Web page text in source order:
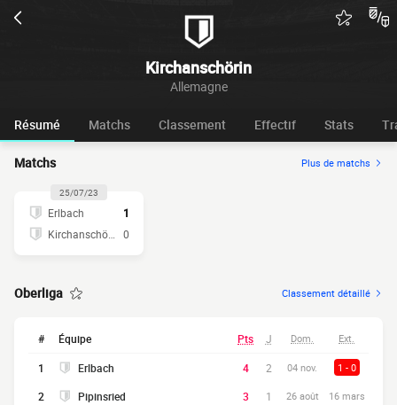
Kirchanschörin
Allemagne
Résumé Matchs Classement Effectif Stats
Matchs Plus de matchs
25/07/23
Erlbach
1
0
Oberliga Classement détaillé
# Équipe Pts J Dom. Ext.
1 Erlbach 4 2 04 nov. 1 - 0
2 Pipinsried 3 1 26 août 16 mars